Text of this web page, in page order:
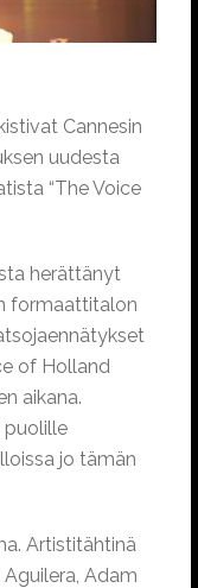
Cannesin
uudesta
“The Voice
herättänyt
formaattitalon
of Holland
aikana.
puolille
jo tämän
Artistitähtinä
Adam